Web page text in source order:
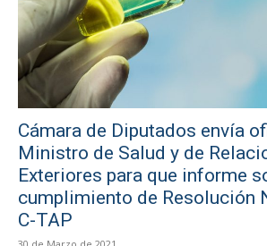
Cámara de Diputados envía
Ministro de Salud y de
Exteriores para que informe
cumplimiento de Resolución
C-TAP